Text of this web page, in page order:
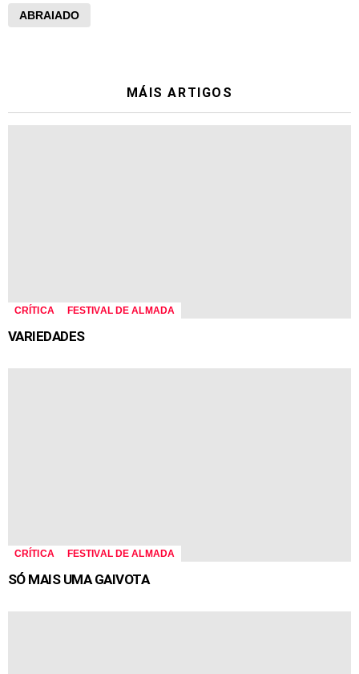
ABRAIADO
MÁIS ARTIGOS
CRÍTICA FESTIVAL DE ALMADA
VARIEDADES
CRÍTICA FESTIVAL DE ALMADA
SÓ MAIS UMA GAIVOTA